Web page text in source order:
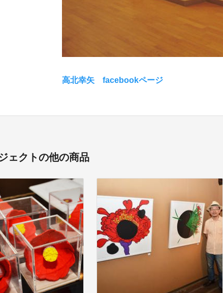
高北幸矢 facebookページ
ェクトの他の商品